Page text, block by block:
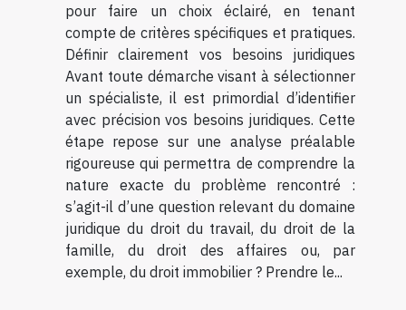
pour faire un choix éclairé, en tenant
compte de critères spécifiques et pratiques.
Définir clairement vos besoins juridiques
Avant toute démarche visant à sélectionner
un spécialiste, il est primordial d’identifier
avec précision vos besoins juridiques. Cette
étape repose sur une analyse préalable
rigoureuse qui permettra de comprendre la
nature exacte du problème rencontré :
s’agit-il d’une question relevant du domaine
juridique du droit du travail, du droit de la
famille, du droit des affaires ou, par
exemple, du droit immobilier ? Prendre le...